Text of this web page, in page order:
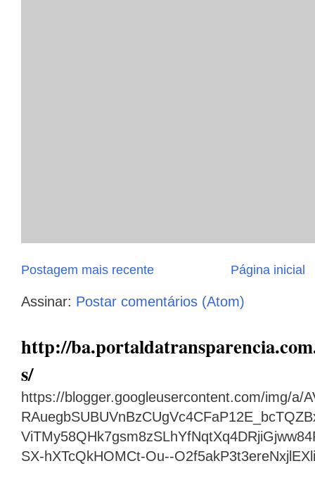
Postagem mais recente Página inicial
Assinar: Postar comentários (Atom)
http://
s/
https://blogger.googleusercontent.com/img/a/
SX-hXTcQkHOMCt-Ou--